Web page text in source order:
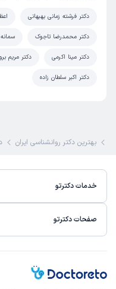
دکتر فرشته زمانی بهبهانی
دکتر محمدرضا تاجوک
دکتر مینا اکرمی دکتر مریم
دکتر اکبر سلطان زاده
بهترین دکتر روانشناسی ایران
خدمات دکترتو
صفحات دکترتو